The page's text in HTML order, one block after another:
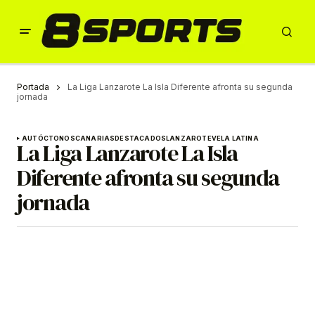
Portada
La Liga Lanzarote La Isla Diferente afronta su segunda
jornada
AUTÓCTONOSCANARIASDESTACADOSLANZAROTEVELA LATINA
La Liga Lanzarote La Isla
Diferente afronta su segunda
jornada